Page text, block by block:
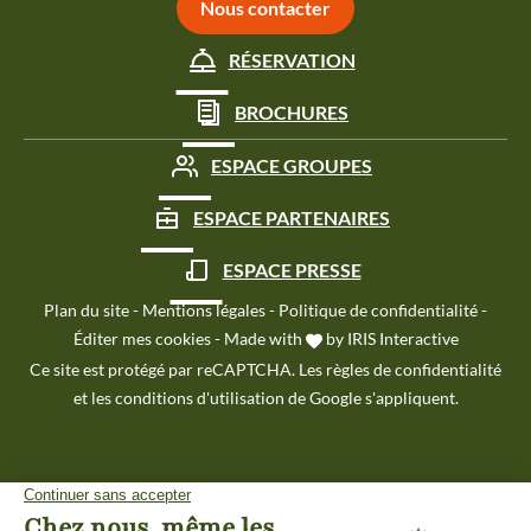
Nous contacter
RÉSERVATION
BROCHURES
ESPACE GROUPES
ESPACE PARTENAIRES
ESPACE PRESSE
Plan du site- Mentions légales- Politique de confidentialité-
Éditer mes cookies - Made with by IRIS Interactive
Ce site est protégé par reCAPTCHA. Les règles de confidentialité
et lesconditions d'utilisation de Google s'appliquent.